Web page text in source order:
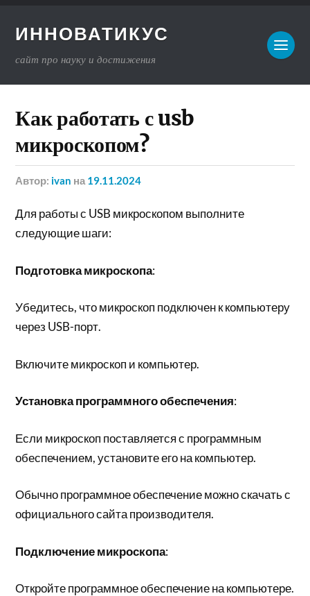
ИННОВАТИКУС
сайт про науку и достижения
Как работать с usb
микроскопом?
Автор: ivan на 19.11.2024
Для работы с USB микроскопом выполните
следующие шаги:
Подготовка микроскопа:
Убедитесь, что микроскоп подключен к компьютеру
через USB-порт.
Включите микроскоп и компьютер.
Установка программного обеспечения:
Если микроскоп поставляется с программным
обеспечением, установите его на компьютер.
Обычно программное обеспечение можно скачать с
официального сайта производителя.
Подключение микроскопа:
Откройте программное обеспечение на компьютере.